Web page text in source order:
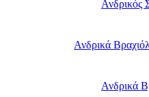
Ανδρικός
Ανδρικά
Ανδρικά